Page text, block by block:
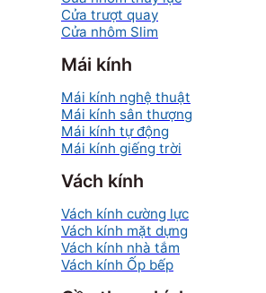
Cửa trượt quay
Cửa nhôm Slim
Mái kính
Mái kính nghệ thuật
Mái kính sân thượng
Mái kính tự động
Mái kính giếng trời
Vách kính
Vách kính cường lực
Vách kính mặt dựng
Vách kính nhà tắm
Vách kính Ốp bếp